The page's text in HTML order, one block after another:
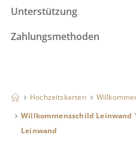
Unterstützung
Zahlungsmethoden
Hochzeitskarten
Willkommensschild Leinwand
Leinwand